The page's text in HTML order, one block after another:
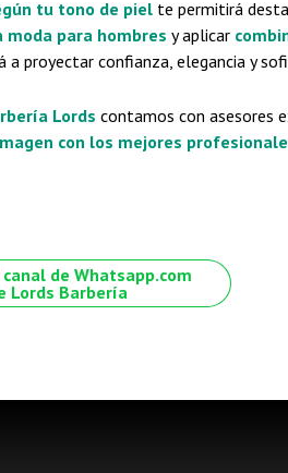
tu tono de pielte permitirá
para hombres y aplicar
a proyectar confianza, elegancia y
Lords contamos con asesores
con los mejores
de Whatsapp.com
Lords Barbería